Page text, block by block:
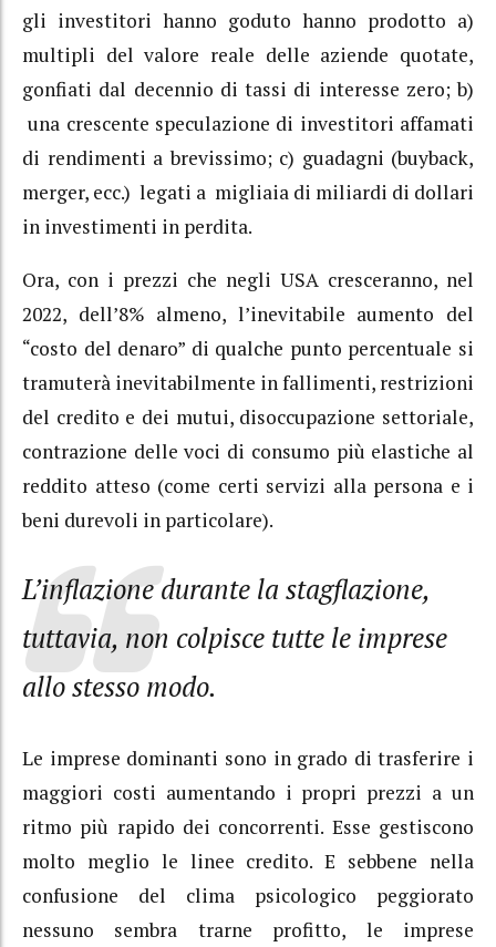
gli investitori hanno goduto hanno prodotto a)
multipli del valore reale delle aziende quotate,
gonfiati dal decennio di tassi di interesse zero; b)
una crescente speculazione di investitori affamati
di rendimenti a brevissimo; c) guadagni (buyback,
merger, ecc.) legati a migliaia di miliardi di dollari
in investimenti in perdita.
Ora, con i prezzi che negli USA cresceranno, nel
2022, dell’8% almeno, l’inevitabile aumento del
“costo del denaro” di qualche punto percentuale si
tramuterà inevitabilmente in fallimenti, restrizioni
del credito e dei mutui, disoccupazione settoriale,
contrazione delle voci di consumo più elastiche al
reddito atteso (come certi servizi alla persona e i
beni durevoli in particolare).
L’inflazione durante la stagflazione,
tuttavia, non colpisce tutte le imprese
allo stesso modo.
Le imprese dominanti sono in grado di trasferire i
maggiori costi aumentando i propri prezzi a un
ritmo più rapido dei concorrenti. Esse gestiscono
molto meglio le linee credito. E sebbene nella
confusione del clima psicologico peggiorato
nessuno sembra trarne profitto, le imprese